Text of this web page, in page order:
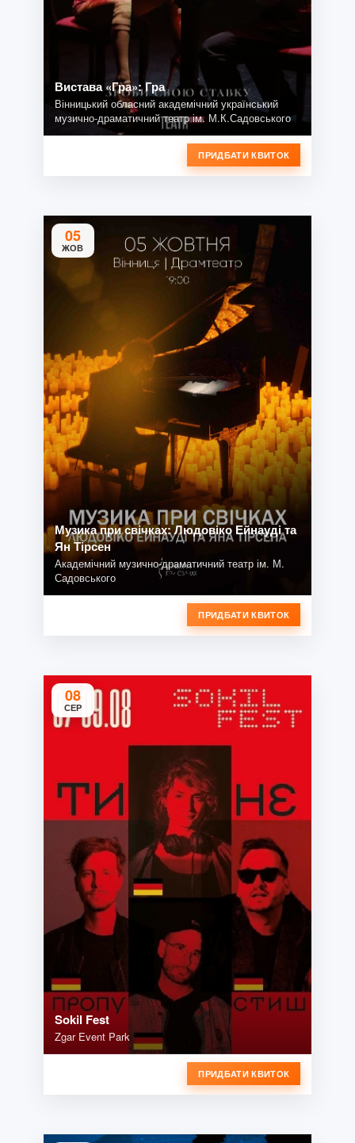
Вистава «Гра»: Гра
Вінницький обласний академічний український
музично-драматичний театр ім. М.К.Садовського
ПРИДБАТИ КВИТОК
05
ЖОВ
Музика при свічках: Людовіко Ейнауді та
Ян Тірсен
Академічний музично-драматичний театр ім. М.
Садовського
ПРИДБАТИ КВИТОК
08
СЕР
Sokil Fest
Zgar Event Park
ПРИДБАТИ КВИТОК